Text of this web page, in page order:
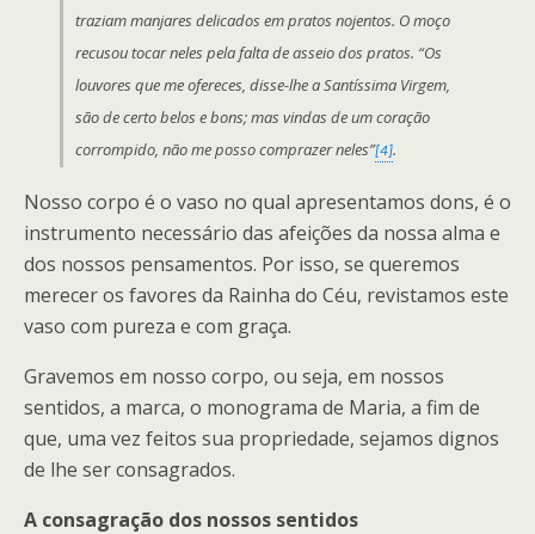
traziam manjares delicados em pratos nojentos. O moço
recusou tocar neles pela falta de asseio dos pratos. “Os
louvores que me ofereces, disse-lhe a Santíssima Virgem,
são de certo belos e bons; mas vindas de um coração
corrompido, não me posso comprazer neles”[4].
Nosso corpo é o vaso no qual apresentamos dons, é o
instrumento necessário das afeições da nossa alma e
dos nossos pensamentos. Por isso, se queremos
merecer os favores da Rainha do Céu, revistamos este
vaso com pureza e com graça.
Gravemos em nosso corpo, ou seja, em nossos
sentidos, a marca, o monograma de Maria, a fim de
que, uma vez feitos sua propriedade, sejamos dignos
de lhe ser consagrados.
A consagração dos nossos sentidos